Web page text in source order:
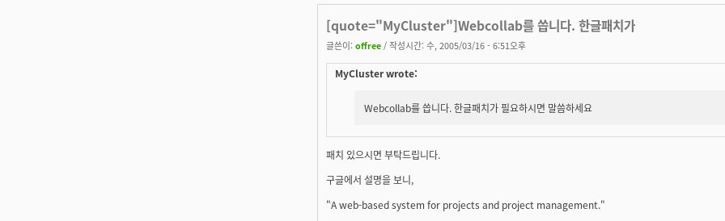
[quote="MyCluster"]Webcollab를 씁니다. 한글패치가
글쓴이: offree / 작성시간: 수, 2005/03/16 - 6:51오후
MyCluster wrote:
Webcollab를 씁니다. 한글패치가 필요하시면 말씀하세요
패치 있으시면 부탁드립니다.
구글에서 설명을 보니,
"A web-based system for projects and project management."